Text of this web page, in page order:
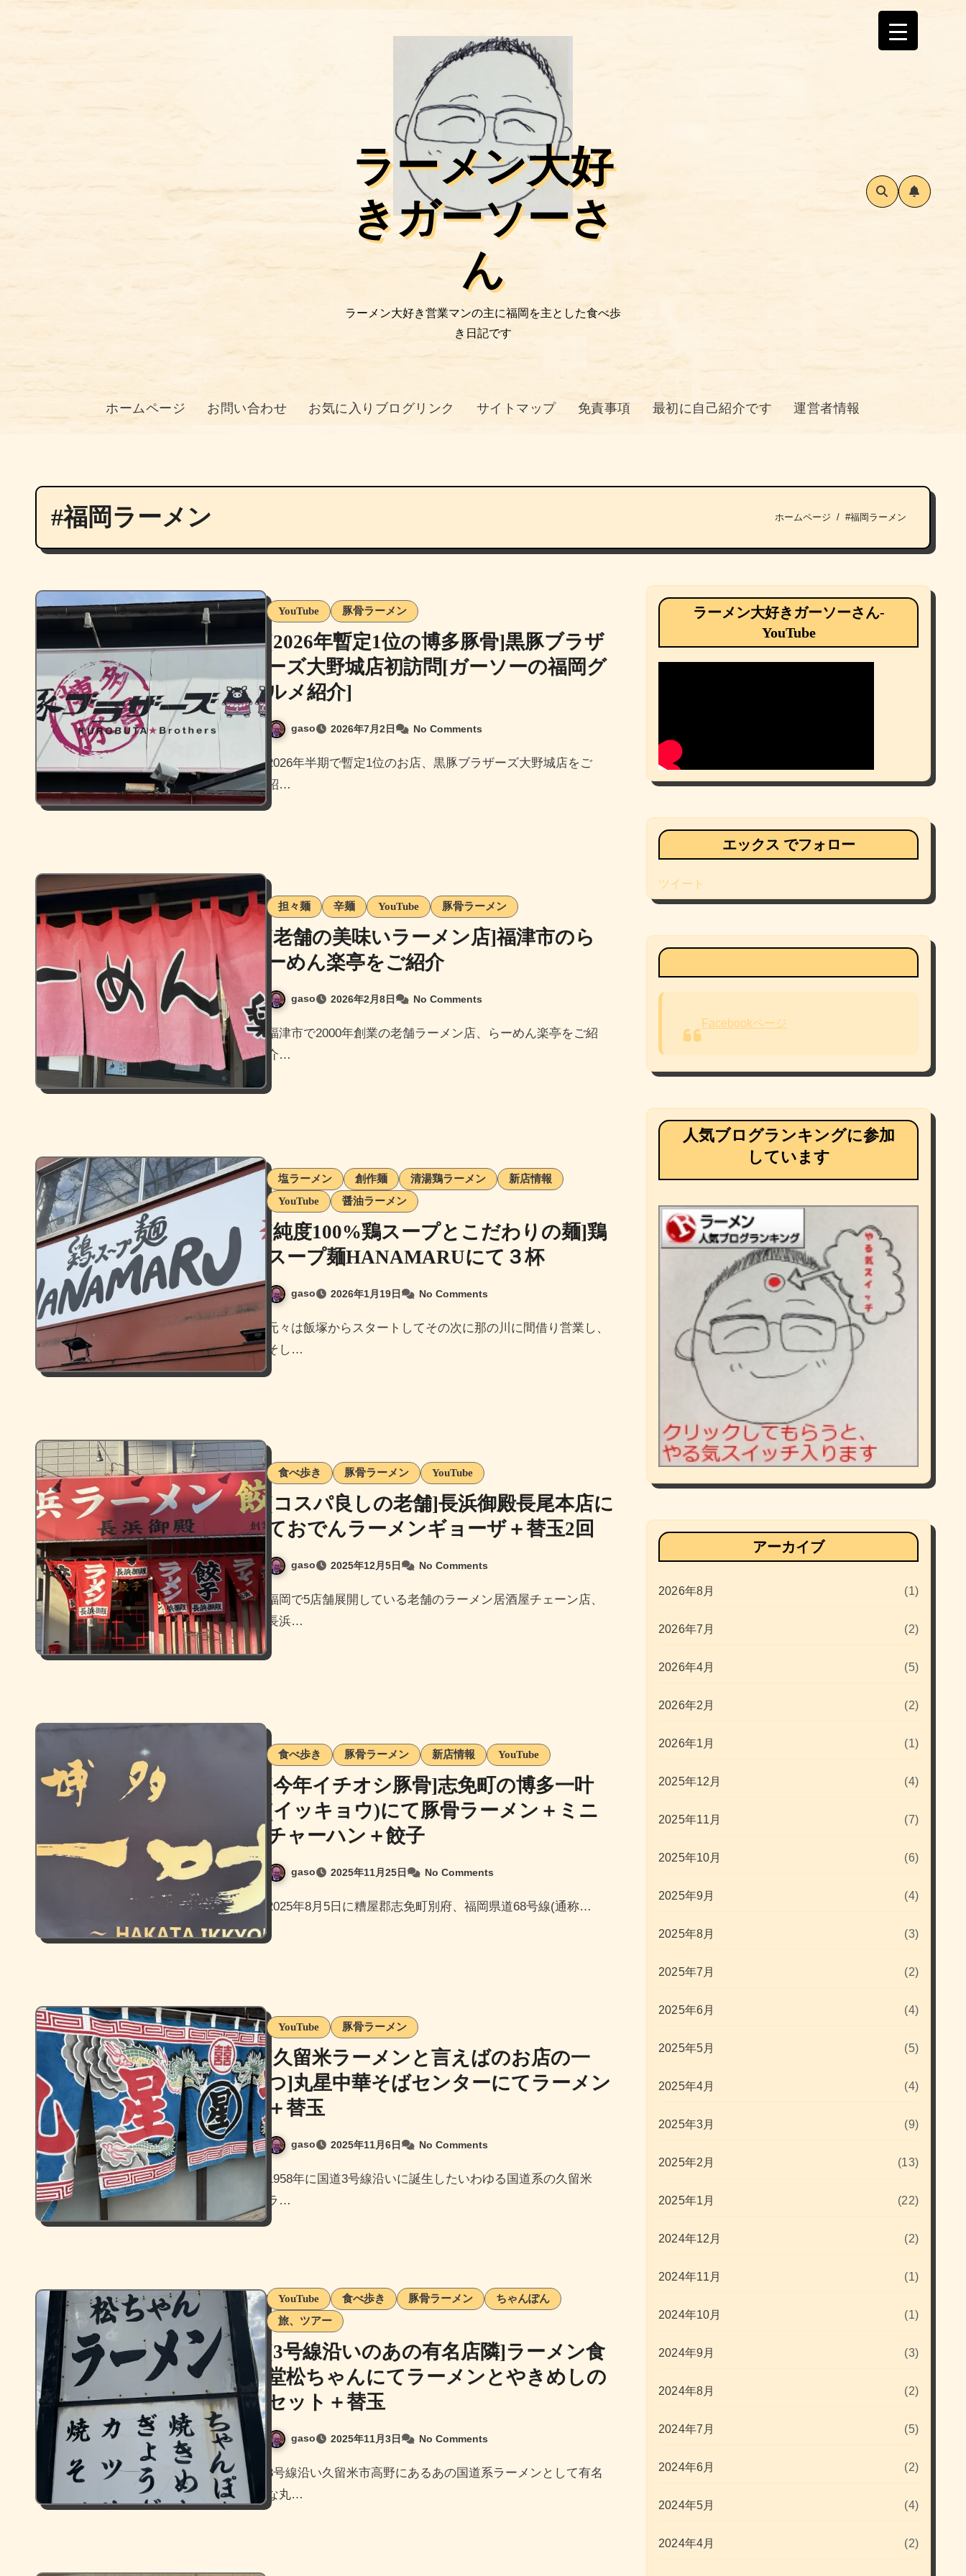
ラーメン大好
きガーソーさ
ん
ラーメン大好き営業マンの主に福岡を主とした食べ歩
き日記です
ホームページ お問い合わせ お気に入りブログリンク サイトマップ 免責事項 最初に自己紹介です 運営者情報
#福岡ラーメン ホームページ #福岡ラーメン
YouTube 豚骨ラーメン
[2026年暫定1位の博多豚骨]黒豚ブラザ
ーズ大野城店初訪問[ガーソーの福岡グ
ルメ紹介]
gaso 2026年7月2日 No Comments
2026年半期で暫定1位のお店、黒豚ブラザーズ大野城店をご
紹…
担々麺 辛麺 YouTube 豚骨ラーメン
[老舗の美味いラーメン店]福津市のら
ーめん楽亭をご紹介
gaso 2026年2月8日 No Comments
福津市で2000年創業の老舗ラーメン店、らーめん楽亭をご紹
介…
塩ラーメン 創作麺 清湯鶏ラーメン
新店情報
YouTube
醤油ラーメン
[純度100%鶏スープとこだわりの麺]鶏
スープ麺HANAMARUにて３杯
gaso 2026年1月19日 No Comments
元々は飯塚からスタートしてその次に那の川に間借り営業し、
そし…
食べ歩き 豚骨ラーメン YouTube
[コスパ良しの老舗]長浜御殿長尾本店に
ておでんラーメンギョーザ＋替玉2回
gaso 2025年12月5日 No Comments
福岡で5店舗展開している老舗のラーメン居酒屋チェーン店、
長浜…
食べ歩き 豚骨ラーメン 新店情報 YouTube
[今年イチオシ豚骨]志免町の博多一叶
(イッキョウ)にて豚骨ラーメン＋ミニ
チャーハン＋餃子
gaso 2025年11月25日 No Comments
2025年8月5日に糟屋郡志免町別府、福岡県道68号線(通称…
YouTube 豚骨ラーメン
[久留米ラーメンと言えばのお店の一
つ]丸星中華そばセンターにてラーメン
＋替玉
gaso 2025年11月6日 No Comments
1958年に国道3号線沿いに誕生したいわゆる国道系の久留米
ラ…
YouTube 食べ歩き 豚骨ラーメン
ちゃんぽん
旅、ツアー
[3号線沿いのあの有名店隣]ラーメン食
堂松ちゃんにてラーメンとやきめしの
セット＋替玉
gaso 2025年11月3日 No Comments
3号線沿い久留米市高野にあるあの国道系ラーメンとして有名
な丸…
ラーメン大好きガーソーさん-
YouTube
エックス でフォロー
ツイート
Facebookページ
人気ブログランキングに参加
しています
アーカイブ
2026年8月 (1)
2026年7月 (2)
2026年4月 (5)
2026年2月 (2)
2026年1月 (1)
2025年12月 (4)
2025年11月 (7)
2025年10月 (6)
2025年9月 (4)
2025年8月 (3)
2025年7月 (2)
2025年6月 (4)
2025年5月 (5)
2025年4月 (4)
2025年3月 (9)
2025年2月 (13)
2025年1月 (22)
2024年12月 (2)
2024年11月 (1)
2024年10月 (1)
2024年9月 (3)
2024年8月 (2)
2024年7月 (5)
2024年6月 (2)
2024年5月 (4)
2024年4月 (2)